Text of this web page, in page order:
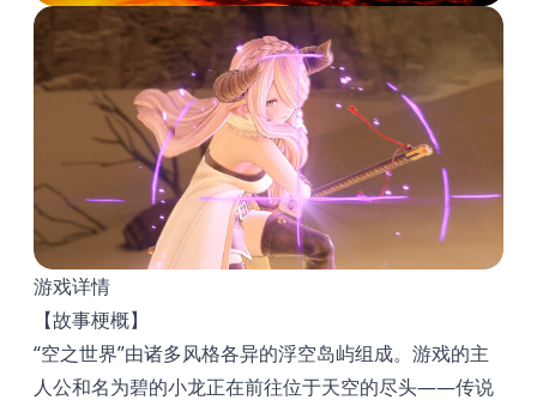
游戏详情
【故事梗概】
“空之世界”由诸多风格各异的浮空岛屿组成。游戏的主
人公和名为碧的小龙正在前往位于天空的尽头——传说